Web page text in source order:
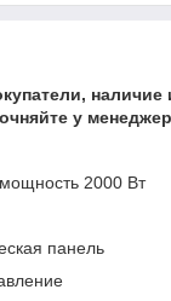
наличие
у
2000 Вт
панель